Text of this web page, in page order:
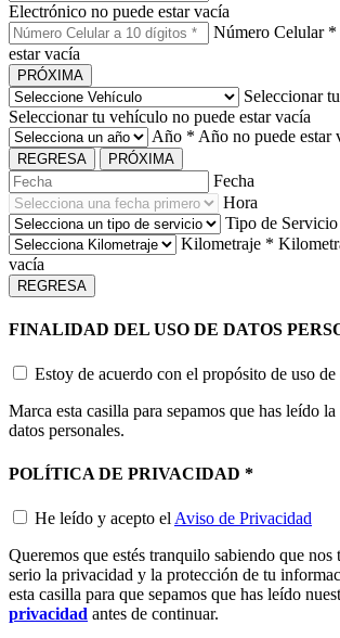
Electrónico no puede estar vacía
Número Celular *
estar vacía
PRÓXIMA
Seleccionar
Seleccionar tu vehículo no puede estar vacía
Año * Año no puede estar
REGRESA PRÓXIMA
Fecha
Hora
Tipo de Servicio
Kilometraje *
vacía
REGRESA
FINALIDAD DEL USO DE DATOS
Estoy de acuerdo con el propósito de uso de
Marca esta casilla para sepamos que has leído
datos personales.
POLÍTICA DE PRIVACIDAD *
He leído y acepto el Aviso de Privacidad
Queremos que estés tranquilo sabiendo que nos
serio la privacidad y la protección de tu
esta casilla para que sepamos que has leído
privacidad antes de continuar.